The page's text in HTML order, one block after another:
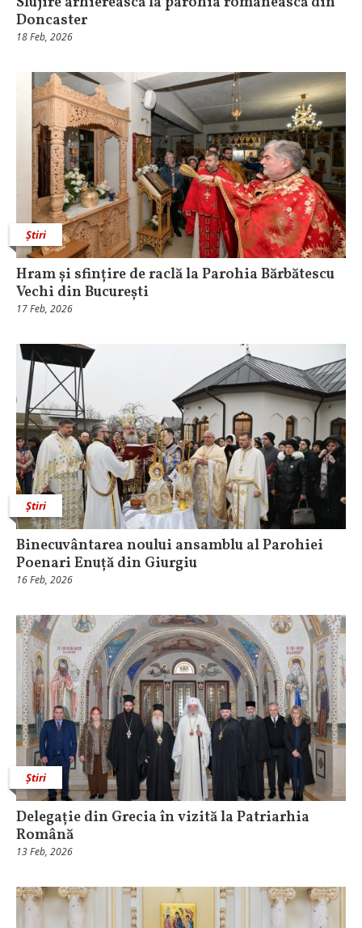
Doncaster
18 Feb, 2026
Știri
Hram și sfințire de raclă la Parohia Bărbătescu
Vechi din București
17 Feb, 2026
Știri
Binecuvântarea noului ansamblu al Parohiei
Poenari Enuță din Giurgiu
16 Feb, 2026
Știri
Delegație din Grecia în vizită la Patriarhia
Română
13 Feb, 2026